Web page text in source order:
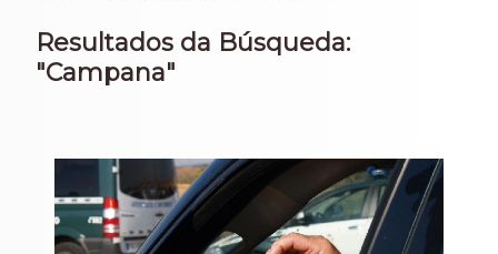
Resultados da Búsqueda:
"Campana"